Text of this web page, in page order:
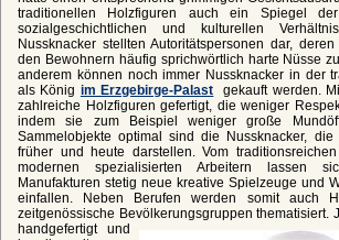
traditionellen Holzfiguren auch ein Spiegel
sozialgeschichtlichen und kulturellen
Nussknacker stellten Autoritätspersonen dar,
den Bewohnern häufig sprichwörtlich harte Nüsse
anderem können noch immer Nussknacker in der
als König im Erzgebirge-Palast gekauft werden.
zahlreiche Holzfiguren gefertigt, die weniger
indem sie zum Beispiel weniger große
Sammelobjekte optimal sind die Nussknacker,
früher und heute darstellen. Vom
modernen spezialisierten Arbeitern lassen
Manufakturen stetig neue kreative Spielzeuge und
einfallen. Neben Berufen werden somit auch
zeitgenössische Bevölkerungsgruppen thematisiert.
handgefertigt und